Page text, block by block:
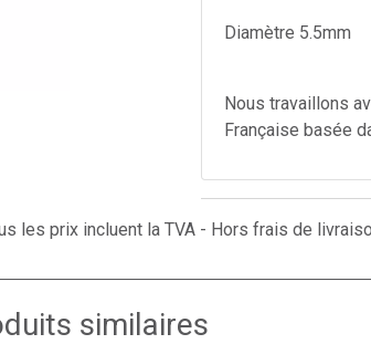
Diamètre 5.5mm
Nous travaillons
Française basée
les prix incluent la TVA - Hors frais de
similaires